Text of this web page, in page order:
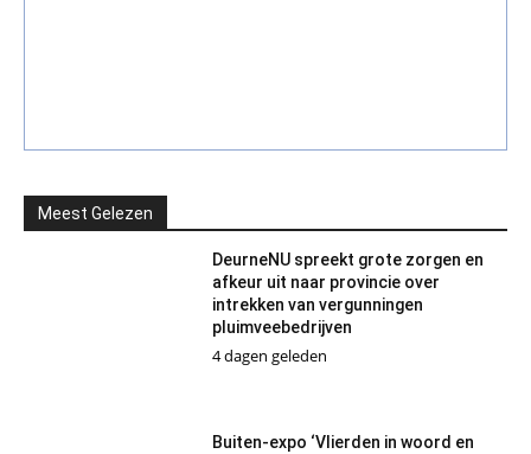
Meest Gelezen
DeurneNU spreekt grote zorgen en
afkeur uit naar provincie over
intrekken van vergunningen
pluimveebedrijven
4 dagen geleden
Buiten-expo ‘Vlierden in woord en